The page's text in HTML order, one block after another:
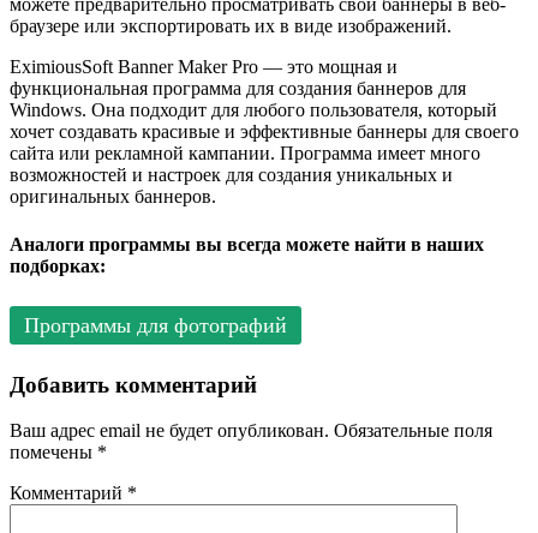
можете предварительно просматривать свои баннеры в веб-
браузере или экспортировать их в виде изображений.
EximiousSoft Banner Maker Pro — это мощная и
функциональная программа для создания баннеров для
Windows. Она подходит для любого пользователя, который
хочет создавать красивые и эффективные баннеры для своего
сайта или рекламной кампании. Программа имеет много
возможностей и настроек для создания уникальных и
оригинальных баннеров.
Аналоги программы вы всегда можете найти в наших
подборках:
Программы для фотографий
Добавить комментарий
Ваш адрес email не будет опубликован. Обязательные поля
помечены *
Комментарий *